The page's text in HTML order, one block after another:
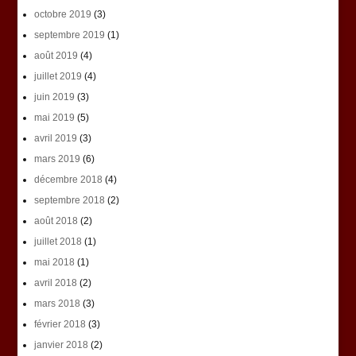
octobre 2019 (3)
septembre 2019 (1)
août 2019 (4)
juillet 2019 (4)
juin 2019 (3)
mai 2019 (5)
avril 2019 (3)
mars 2019 (6)
décembre 2018 (4)
septembre 2018 (2)
août 2018 (2)
juillet 2018 (1)
mai 2018 (1)
avril 2018 (2)
mars 2018 (3)
février 2018 (3)
janvier 2018 (2)